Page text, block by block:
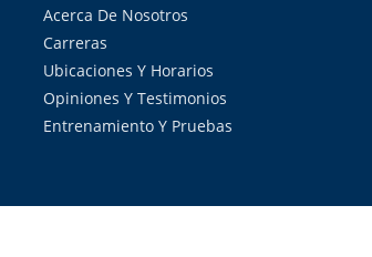
Acerca De Nosotros
Carreras
Ubicaciones Y Horarios
Opiniones Y Testimonios
Entrenamiento Y Pruebas